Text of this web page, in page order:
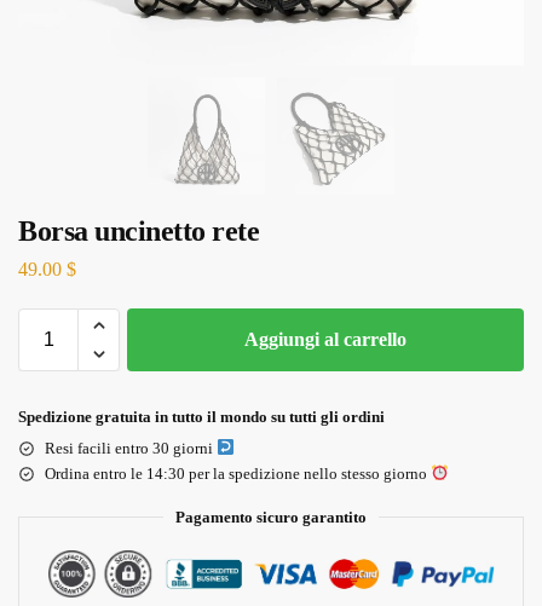
Borsa uncinetto rete
49.00 $
Aggiungi al carrello
Spedizione gratuita in tutto il mondo su tutti gli ordini
Resi facili entro 30 giorni
Ordina entro le 14:30 per la spedizione nello stesso giorno
Pagamento sicuro garantito